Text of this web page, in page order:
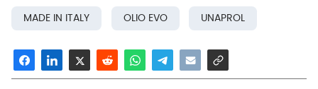
MADE IN ITALY OLIO EVO UNAPROL